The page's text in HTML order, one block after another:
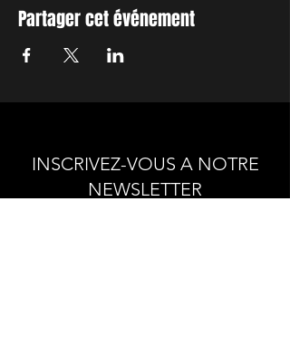
Partager cet événement
INSCRIVEZ-VOUS A NOTRE
NEWSLETTER